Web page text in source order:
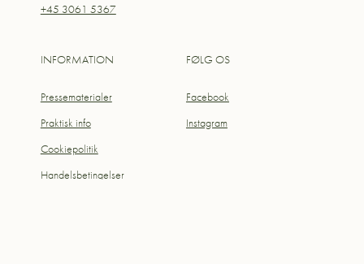
+45 3061 5367
INFORMATION
Pressematerialer
Praktisk info
Cookiepolitik
Handelsbetingelser
FØLG OS
Facebook
Instagram